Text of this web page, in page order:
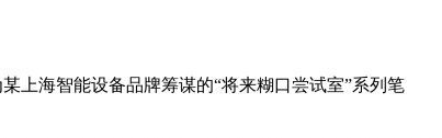
上海智能设备品牌筹谋的“将来糊口尝试室”系列笔